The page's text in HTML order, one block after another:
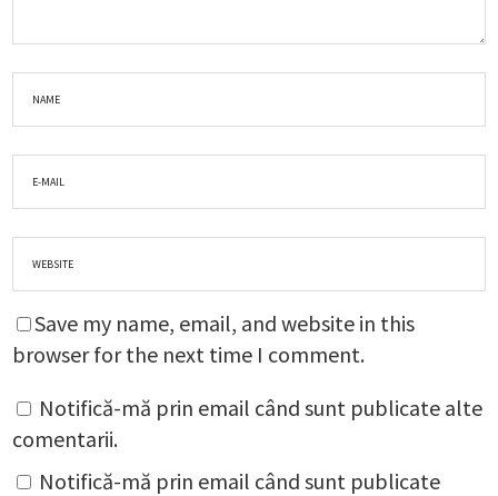
Save my name, email, and website in this
browser for the next time I comment.
Notifică-mă prin email când sunt publicate alte
comentarii.
Notifică-mă prin email când sunt publicate